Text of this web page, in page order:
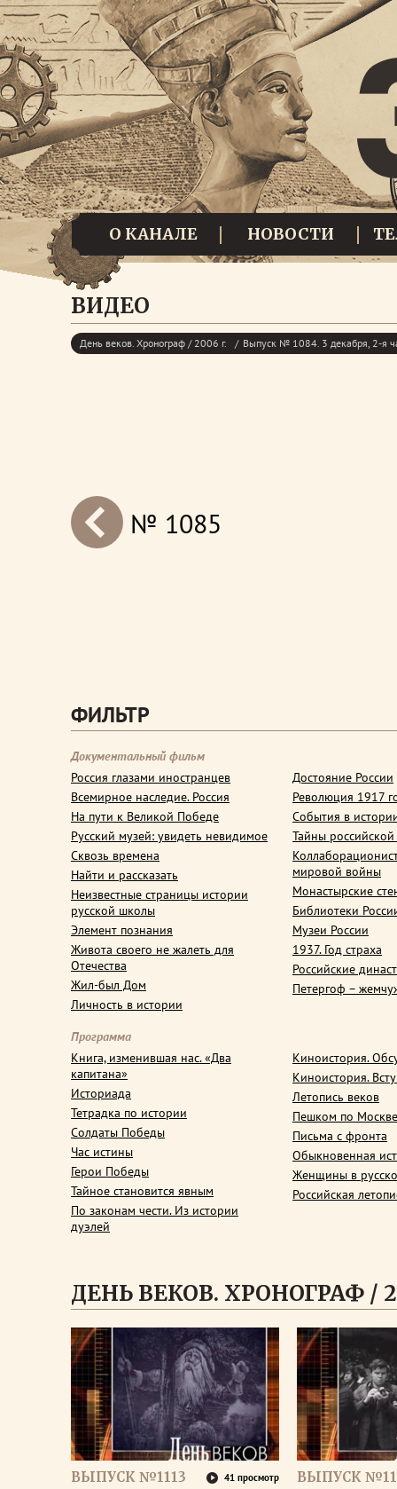
О КАНАЛЕ НОВОСТИ
ВИДЕО
День веков. Хронограф / 2006 г. Выпуск № 1084. 3 декабря, 2-я
next
№ 1085
ФИЛЬТР
Документальный фильм
Россия глазами иностранцев
Всемирное наследие. Россия
На пути к Великой Победе
Русский музей: увидеть невидимое
Сквозь времена
Найти и рассказать
Неизвестные страницы истории
русской школы
Элемент познания
Живота своего не жалеть для
Отечества
Жил-был Дом
Личность в истории
Достояние России
Революция 1917
События в
Тайны
мировой войны
Монастырские
Библиотеки
Музеи России
1937. Год страха
Российские
Петергоф –
Программа
Книга, изменившая нас. «Два
капитана»
Историада
Тетрадка по истории
Солдаты Победы
Час истины
Герои Победы
Тайное становится явным
По законам чести. Из истории
дуэлей
Киноистория.
Киноистория.
Летопись веков
Пешком по Москве
Письма с фронта
Обыкновенная
Женщины в
Российская
ДЕНЬ ВЕКОВ. ХРОНОГРАФ /
ВЫПУСК №1113 41 просмотр ВЫПУСК